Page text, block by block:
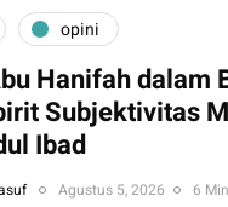
opini
Hanifah dalam
Subjektivitas
Ibad
Agustus 5, 2026 6